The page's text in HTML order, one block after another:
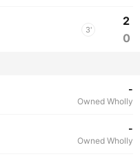
3'
2
0
-
Owned Wholly
-
Owned Wholly